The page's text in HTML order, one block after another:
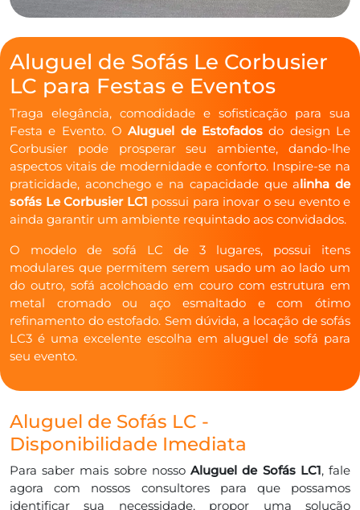
Aluguel de Sofás Le Corbusier
LC para Festas e Eventos
Traga elegância, comodidade e sofisticação para sua
Festa e Evento. OAluguel de Estofados do design Le
Corbusier pode prosperar seu ambiente, dando-lhe
aspectos vitais de modernidade e conforto. Inspire-se na
praticidade, aconchego e na capacidade que alinha de
sofás Le Corbusier LC1 possui para inovar o seu evento e
ainda garantir um ambiente requintado aos convidados.
O modelo de sofá LC de 3 lugares, possui itens
modulares que permitem serem usado um ao lado um
do outro, sofá acolchoado em couro com estrutura em
metal cromado ou aço esmaltado e com ótimo
refinamento do estofado. Sem dúvida, a locação de sofás
LC3 é uma excelente escolha em aluguel de sofá para
seu evento.
Aluguel de Sofás LC -
Disponibilidade Imediata
Para saber mais sobre nossoAluguel de Sofás LC1, fale
agora com nossos consultores para que possamos
identificar sua necessidade, propor uma solução